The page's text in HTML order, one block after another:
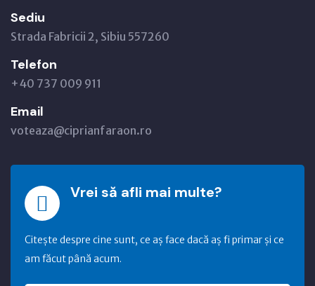
Sediu
Strada Fabricii 2, Sibiu 557260
Telefon
+40 737 009 911
Email
voteaza@ciprianfaraon.ro
Vrei să afli mai multe?
Citește despre cine sunt, ce aș face dacă aș fi primar și ce
am făcut până acum.